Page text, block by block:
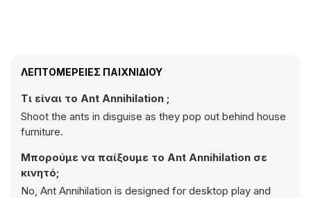
ΛΕΠΤΟΜΈΡΕΙΕΣ ΠΑΙΧΝΙΔΙΟΎ
Τι είναι το Ant Annihilation ;
Shoot the ants in disguise as they pop out behind house
furniture.
Μπορούμε να παίξουμε το Ant Annihilation σε
κινητό;
No, Ant Annihilation is designed for desktop play and